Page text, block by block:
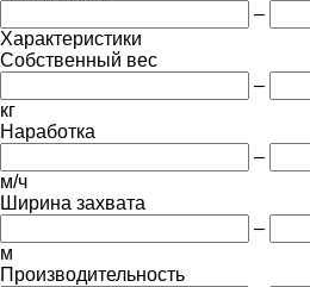
–
Характеристики
Собственный вес
–
кг
Наработка
–
м/ч
Ширина захвата
–
м
Производительность